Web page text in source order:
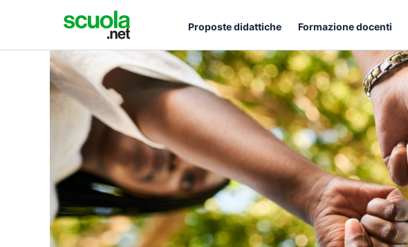
Proposte didattiche Formazione docenti